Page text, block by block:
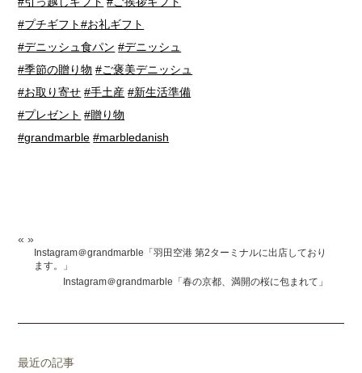
最近の記事
#プチギフト#お礼ギフト
#デニッシュ食パン #デニッシュ
#季節の贈り物 #ご褒美デニッシュ
#お取り寄せ #手土産 #新生活準備
#プレゼント #贈り物
#grandmarble #marbledanish
«
Instagram＠grandmarble「羽田空港 第2ターミナルに出店しており
ます。」
Instagram＠grandmarble「春の京都、満開の桜に包まれて」
»